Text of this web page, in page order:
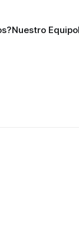
Nuestro Equipo